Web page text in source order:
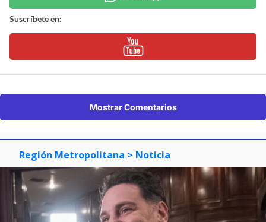
Suscríbete en:
Mostrar Comentarios
Región Metropolitana > Noticia